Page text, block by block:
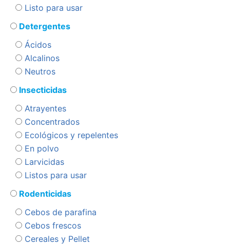
Listo para usar
Detergentes
Ácidos
Alcalinos
Neutros
Insecticidas
Atrayentes
Concentrados
Ecológicos y repelentes
En polvo
Larvicidas
Listos para usar
Rodenticidas
Cebos de parafina
Cebos frescos
Cereales y Pellet